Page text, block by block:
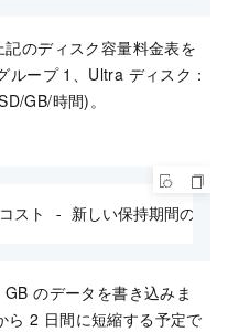
のディスク容量料金表を
ループ 1、Ultra ディスク：
GB/時間)。
スト - 新しい保持期間のコス
のデータを書き込みま
ら 2 日間に短縮する予定で